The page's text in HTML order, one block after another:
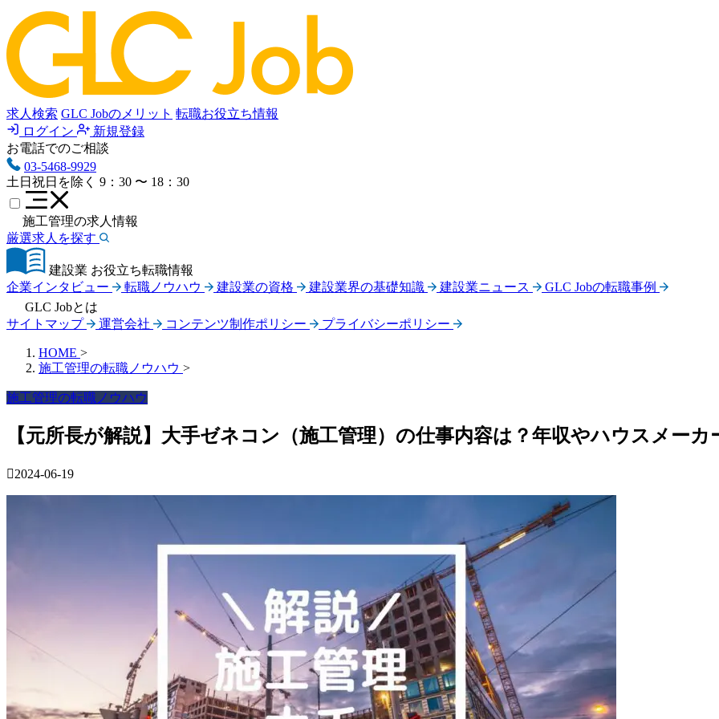
求人検索 GLC Jobのメリット 転職お役立ち情報
ログイン
新規登録
お電話でのご相談
03-5468-9929
土日祝日を除く 9：30 〜 18：30
施工管理の求人情報
厳選求人を探す
建設業 お役立ち転職情報
企業インタビュー
転職ノウハウ 建設業の資格 建設業界の基礎知識 建設業ニュース
GLC Jobの転職事例
GLC Jobとは
サイトマップ
運営会社 コンテンツ制作ポリシー プライバシーポリシー
HOME >
施工管理の転職ノウハウ >
施工管理の転職ノウハウ
【元所長が解説】大手ゼネコン（施工管理）の仕事内容は？年収やハウスメーカ
2024-06-19